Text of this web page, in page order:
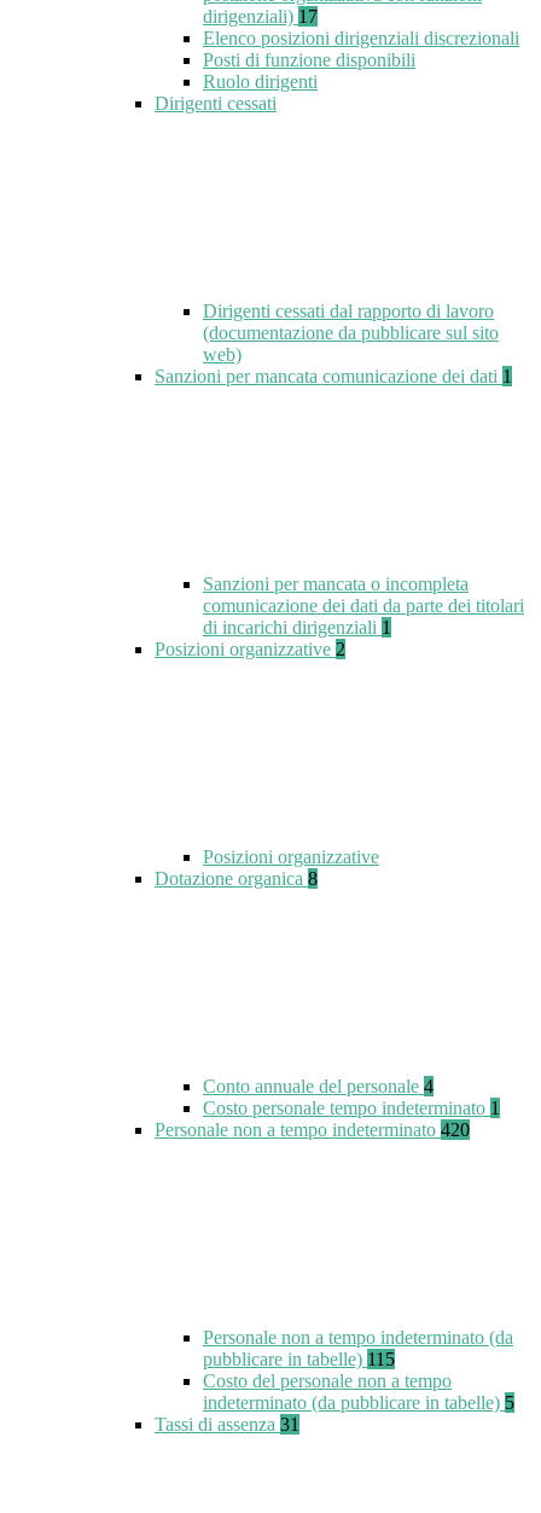
dirigenziali) 17
Elenco posizioni dirigenziali discrezionali
Posti di funzione disponibili
Ruolo dirigenti
Dirigenti cessati
Dirigenti cessati dal rapporto di lavoro
(documentazione da pubblicare sul sito
web)
Sanzioni per mancata comunicazione dei dati 1
Sanzioni per mancata o incompleta
comunicazione dei dati da parte dei titolari
di incarichi dirigenziali 1
Posizioni organizzative 2
Posizioni organizzative
Dotazione organica 8
Conto annuale del personale 4
Costo personale tempo indeterminato 1
Personale non a tempo indeterminato 420
Personale non a tempo indeterminato (da
pubblicare in tabelle) 115
Costo del personale non a tempo
indeterminato (da pubblicare in tabelle) 5
Tassi di assenza 31